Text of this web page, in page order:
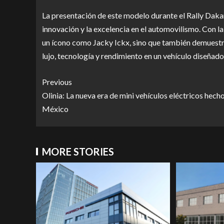
La presentación de este modelo durante el Rally
innovación y la excelencia en el automovilismo. Con
un ícono como Jacky Ickx, sino que también
lujo, tecnología y rendimiento en un vehículo
Previous
Olinia: La nueva era de mini vehículos eléctricos
México
MORE STORIES